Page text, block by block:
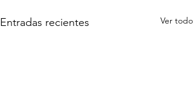
Entradas recientes Ver todo